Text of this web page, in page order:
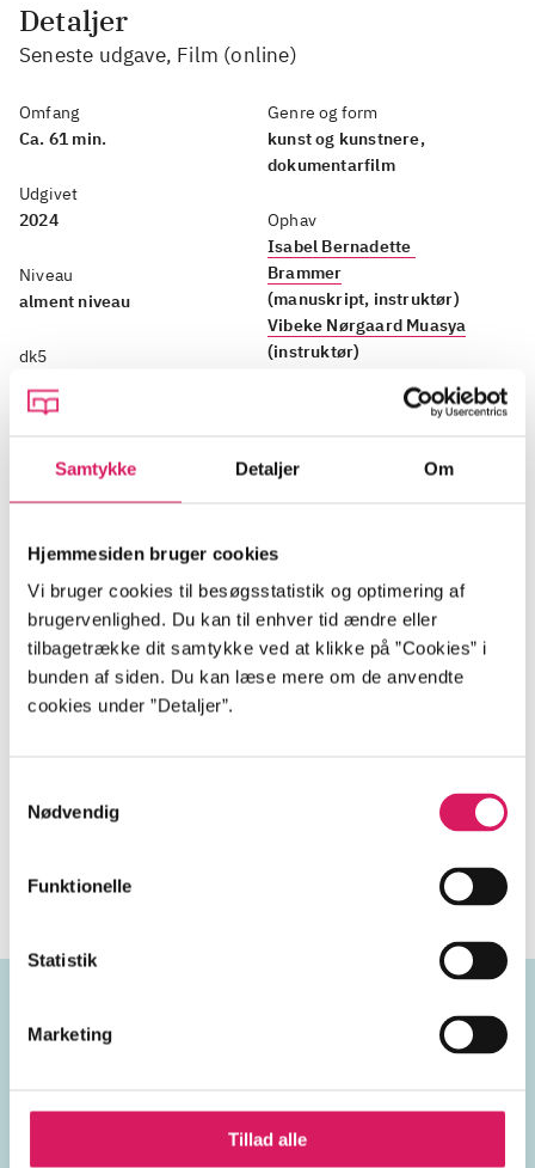
Samtykke Detaljer Om
Hjemmesiden bruger cookies
Vi bruger cookies til besøgsstatistik og optimering af
brugervenlighed. Du kan til enhver tid ændre eller
tilbagetrække dit samtykke ved at klikke på ”Cookies” i
bunden af siden. Du kan læse mere om de anvendte
cookies under ”Detaljer”.
Nødvendig
Funktionelle
Statistik
Marketing
Tillad alle
Detaljer
Seneste udgave, Film (online)
Omfang
Ca. 61 min.
Udgivet
2024
Niveau
alment niveau
dk5
76.096
Sprog
Genre og form
kunst og kunstnere,
dokumentarfilm
Ophav
Isabel Bernadette
Brammer
(manuskript, instruktør)
Vibeke Nørgaard Muasya
(instruktør)
Tilladt for børn
Beskrivelse
Historien om den banebrydende designer Grethe
bemærkelsesværdig, at det blev omtalt i avisen.
Gennem interviews og rekonstruktioner gives et unikt
Emneord
dansk design
dansk porcelæn